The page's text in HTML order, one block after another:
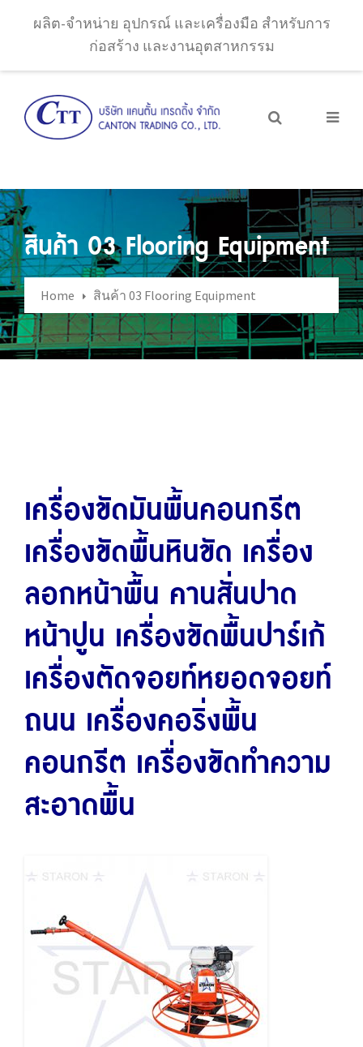
ผลิต-จำหน่าย อุปกรณ์ และเครื่องมือ สำหรับการ
ก่อสร้าง และงานอุตสาหกรรม
สินค้า 03 Flooring Equipment
Home สินค้า 03 Flooring Equipment
เครื่องขัดมันพื้นคอนกรีต
เครื่องขัดพื้นหินขัด เครื่อง
ลอกหน้าพื้น คานสั่นปาด
หน้าปูน เครื่องขัดพื้นปาร์เก้
เครื่องตัดจอยท์หยอดจอยท์
ถนน เครื่องคอริ่งพื้น
คอนกรีต เครื่องขัดทำความ
สะอาดพื้น